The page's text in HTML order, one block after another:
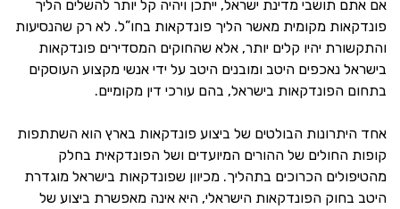
אם אתם תושבי מדינת ישראל, ייתכן ויהיה קל יותר להשלים הליך
פונדקאות מקומית מאשר הליך פונדקאות בחו”ל. לא רק שהנסיעות
והתקשורת יהיו קלים יותר, אלא שהחוקים המסדירים פונדקאות
בישראל נאכפים היטב ומובנים היטב על ידי אנשי מקצוע העוסקים
בתחום הפונדקאות בישראל, בהם עורכי דין מקומיים.
אחד היתרונות הבולטים של ביצוע פונדקאות בארץ הוא השתתפות
קופות החולים של ההורים המיועדים ושל הפונדקאית בחלק
מהטיפולים הכרוכים בתהליך. מכיוון שפונדקאות בישראל מוגדרת
היטב בחוק הפונדקאות הישראלי, היא אינה מאפשרת ביצוע של